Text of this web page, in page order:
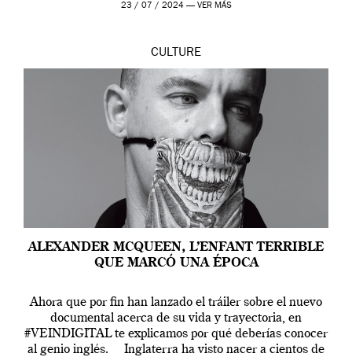
23 / 07 / 2024 — VER MÁS
CULTURE
ALEXANDER MCQUEEN, L’ENFANT TERRIBLE
QUE MARCÓ UNA ÉPOCA
Ahora que por fin han lanzado el tráiler sobre el nuevo
documental acerca de su vida y trayectoria, en
#VEINDIGITAL te explicamos por qué deberías conocer
al genio inglés. Inglaterra ha visto nacer a cientos de